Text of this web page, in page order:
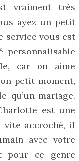
vraiment très
ayez un petit
service vous est
personnalisable
car on aime
petit moment,
qu’un mariage.
est une
vite accroché, il
avec votre
pour ce genre